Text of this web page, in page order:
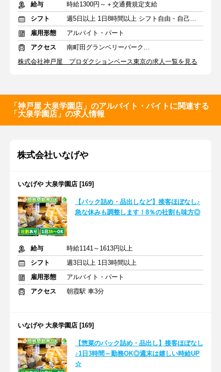
給与
時給1300円～＋交通費規定支給
シフト
週5日以上 1日8時間以上 シフト自由・自己申告
雇用形態
アルバイト・パート
アクセス
南町田グランベリーパーク駅 徒歩13分
株式会社神戸屋 プロダクションベース東京の求人一覧を見る
「神戸屋 大泉学園店」のアルバイト・バイトに関連する
「大泉学園店」の求人情報
株式会社いなげや
いなげや 大泉学園店 [169]
【パック詰め・品出しなど】接客ほぼなし♪
急な休みも調整します！8％の社割も味方◎
給与
時給1141～1613円以上
シフト
週3日以上 1日3時間以上
雇用形態
アルバイト・パート
アクセス
朝霞駅 車3分
いなげや 大泉学園店 [169]
【惣菜のパック詰め・品出し】接客ほぼなし
♪1日3時間～勤務OK◎週末は嬉しい時給UP
☆